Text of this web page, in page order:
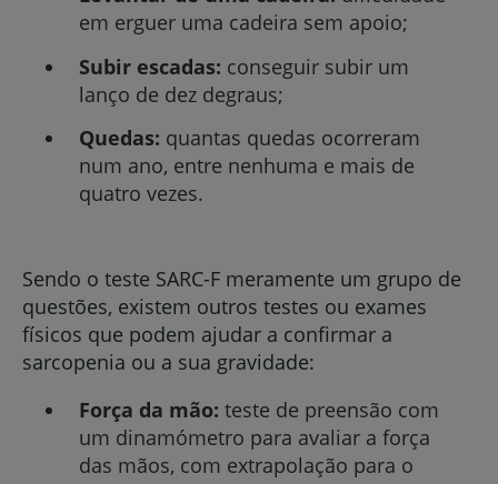
em erguer uma cadeira sem apoio;
Subir escadas: conseguir subir um
lanço de dez degraus;
Quedas: quantas quedas ocorreram
num ano, entre nenhuma e mais de
quatro vezes.
Sendo o teste SARC-F meramente um grupo de
questões, existem outros testes ou exames
físicos que podem ajudar a confirmar a
sarcopenia ou a sua gravidade:
Força da mão: teste de preensão com
um dinamómetro para avaliar a força
das mãos, com extrapolação para o